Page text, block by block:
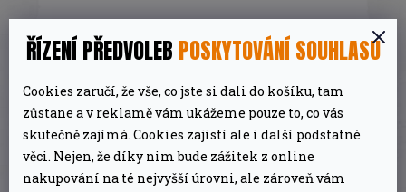
ŘÍZENÍ PŘEDVOLEB POSKYTOVÁNÍ SOUHLASU
Cookies zaručí, že vše, co jste si dali do košíku, tam
zůstane a v reklamě vám ukážeme pouze to, co vás
skutečně zajímá. Cookies zajistí ale i další podstatné
věci. Nejen, že díky nim bude zážitek z online
nakupování na té nejvyšší úrovni, ale zároveň vám
R
M
A
Na dotaz 21 990 Kč
DETAIL